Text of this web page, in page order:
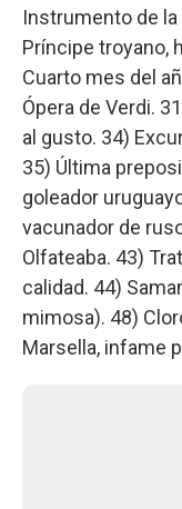
Instrumento de
Príncipe troyano,
Cuarto mes del
Ópera de Verdi.
al gusto. 34)
35) Última
goleador
vacunador de
Olfateaba. 43)
calidad. 44)
mimosa). 48)
Marsella, infame